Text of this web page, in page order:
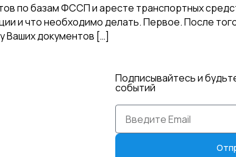
по базам ФССП и аресте транспортных
и что необходимо делать. Первое. После
Ваших документов […]
Подписывайтесь и
событий